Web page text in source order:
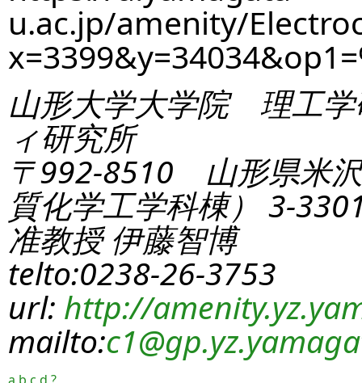
u.ac.jp/amenity/
山形大学大学院 理工学
ィ研究所
〒992-8510 山形県米
質化学工学科棟） 3-
准教授 伊藤智博
telto:0238-26-3753
url: http://
mailto:c1